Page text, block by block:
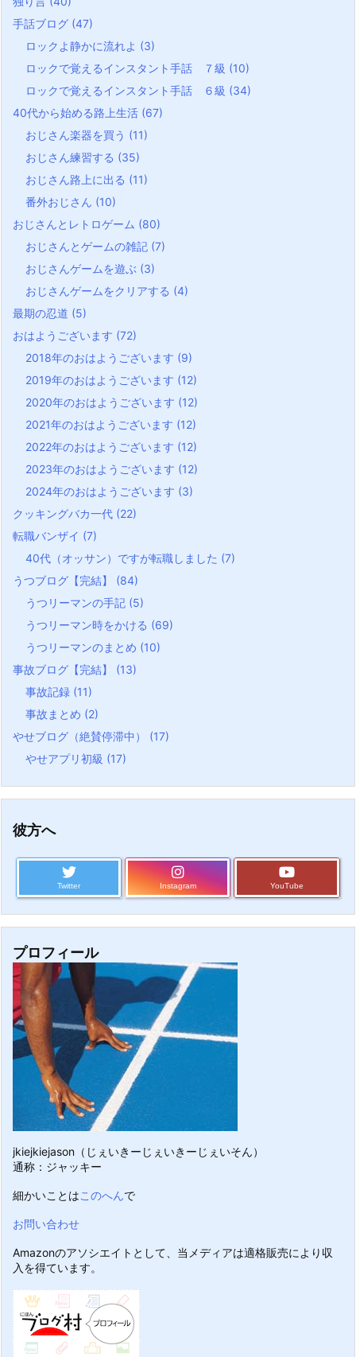
手話ブログ (47)
ロックよ静かに流れよ (3)
ロックで覚えるインスタント手話 ７級 (10)
ロックで覚えるインスタント手話 ６級 (34)
40代から始める路上生活 (67)
おじさん楽器を買う (11)
おじさん練習する (35)
おじさん路上に出る (11)
番外おじさん (10)
おじさんとレトロゲーム (80)
おじさんとゲームの雑記 (7)
おじさんゲームを遊ぶ (3)
おじさんゲームをクリアする (4)
最期の忍道 (5)
おはようございます (72)
2018年のおはようございます (9)
2019年のおはようございます (12)
2020年のおはようございます (12)
2021年のおはようございます (12)
2022年のおはようございます (12)
2023年のおはようございます (12)
2024年のおはようございます (3)
クッキングバカ一代 (22)
転職バンザイ (7)
40代（オッサン）ですが転職しました (7)
うつブログ【完結】 (84)
うつリーマンの手記 (5)
うつリーマン時をかける (69)
うつリーマンのまとめ (10)
事故ブログ【完結】 (13)
事故記録 (11)
事故まとめ (2)
やせブログ（絶賛停滞中） (17)
やせアプリ初級 (17)
彼方へ
Twitter Instagram YouTube
プロフィール
jkiejkiejason（じぇいきーじぇいきーじぇいそん）
通称：ジャッキー
細かいことはこのへんで
お問い合わせ
Amazonのアソシエイトとして、当メディアは適格販売により収
入を得ています。